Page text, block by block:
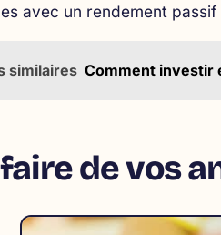
avec un rendement passif
similaires Comment investir
de vos